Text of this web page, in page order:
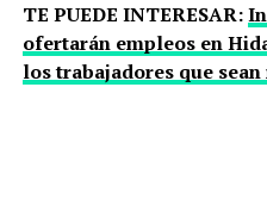
TE PUEDE INTERESAR:
ofertarán empleos en
los trabajadores que